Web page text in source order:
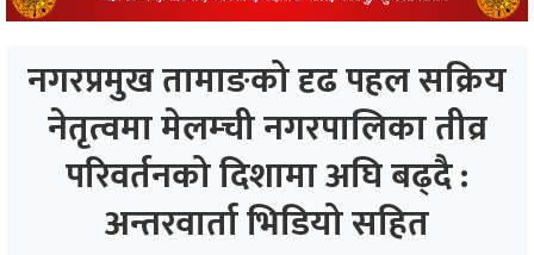
नगरप्रमुख तामाङको दृढ पहल सक्रिय
नेतृत्वमा मेलम्ची नगरपालिका तीव्र
परिवर्तनको दिशामा अघि बढ्दै :
अन्तरवार्ता भिडियो सहित